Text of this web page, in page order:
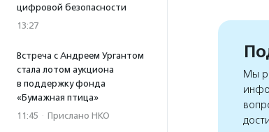
цифровой безопасности
13:27
Встреча с Андреем Ургантом
стала лотом аукциона
в поддержку фонда
«Бумажная птица»
11:45 · Прислано НКО
Мы